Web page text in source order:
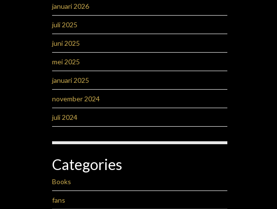
januari 2026
juli 2025
juni 2025
mei 2025
januari 2025
november 2024
juli 2024
Categories
Books
fans